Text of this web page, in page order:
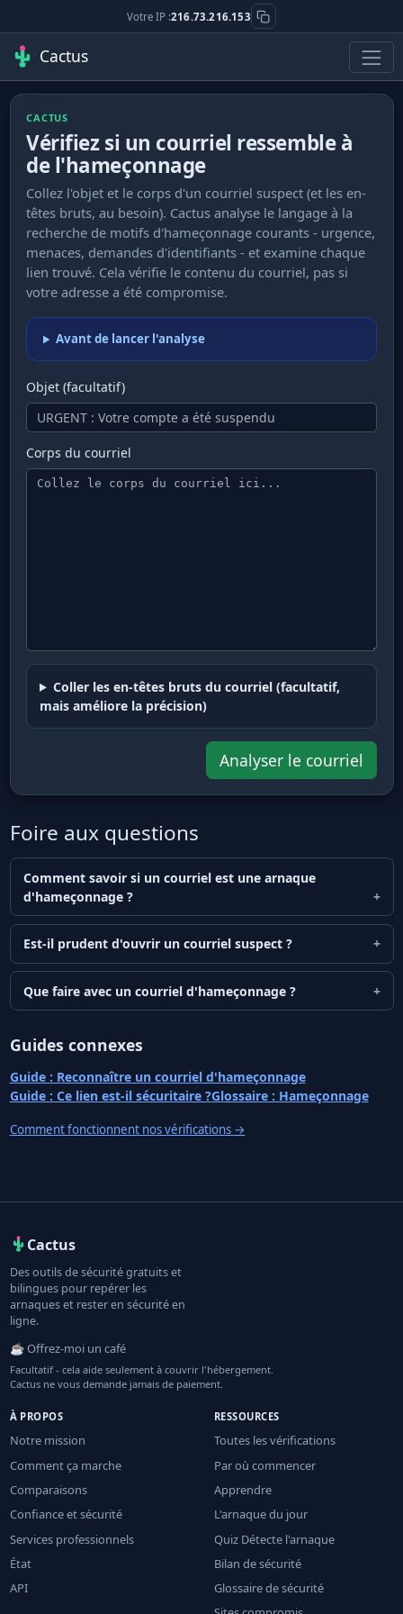
Votre IP :216.73.216.153
Cactus
CACTUS
Vérifiez si un courriel ressemble à
de l'hameçonnage
Collez l'objet et le corps d'un courriel suspect (et les en-
têtes bruts, au besoin). Cactus analyse le langage à la
recherche de motifs d'hameçonnage courants - urgence,
menaces, demandes d'identifiants - et examine chaque
lien trouvé. Cela vérifie le contenu du courriel, pas si
votre adresse a été compromise.
Avant de lancer l'analyse
Objet (facultatif)
Corps du courriel
Coller les en-têtes bruts du courriel (facultatif,
mais améliore la précision)
Analyser le courriel
Foire aux questions
Comment savoir si un courriel est une arnaque
d'hameçonnage ?
Est-il prudent d'ouvrir un courriel suspect ?
Que faire avec un courriel d'hameçonnage ?
Guides connexes
Guide : Reconnaître un courriel d'hameçonnage
Guide : Ce lien est-il sécuritaire ?Glossaire : Hameçonnage
Comment fonctionnent nos vérifications →
Cactus
Des outils de sécurité gratuits et
bilingues pour repérer les
arnaques et rester en sécurité en
ligne.
☕ Offrez-moi un café
Facultatif - cela aide seulement à couvrir l'hébergement.
Cactus ne vous demande jamais de paiement.
À PROPOS
Notre mission
Comment ça marche
Comparaisons
Confiance et sécurité
Services professionnels
État
API
RESSOURCES
Toutes les vérifications
Par où commencer
Apprendre
L'arnaque du jour
Quiz Détecte l'arnaque
Bilan de sécurité
Glossaire de sécurité